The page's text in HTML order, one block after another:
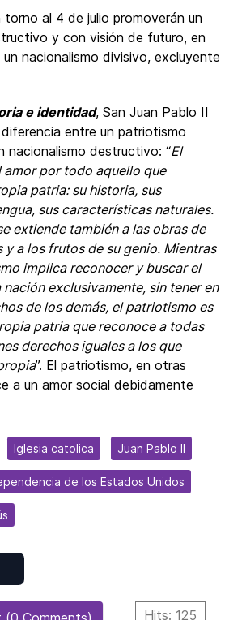
al 4 de julio promoverán un
y con visión de futuro, en
nacionalismo divisivo, excluyente
e identidad, San Juan Pablo II
entre un patriotismo
nacionalismo destructivo: “El
por todo aquello que
patria: su historia, sus
sus características naturales.
extiende también a las obras de
a los frutos de su genio. Mientras
implica reconocer y buscar el
exclusivamente, sin tener en
de los demás, el patriotismo es
patria que reconoce a todas
derechos iguales a los que
”. El patriotismo, en otras
a un amor social debidamente
Iglesia catolica Juan Pablo II
de los Estados Unidos
Hits: 125